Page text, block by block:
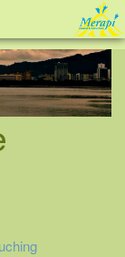
Tel: 088 - 81 11 999